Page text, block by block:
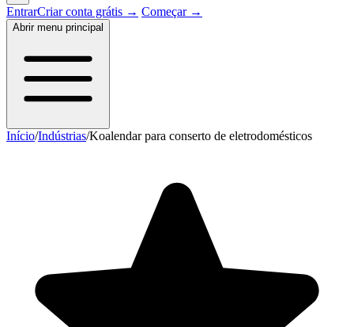
EntrarCriar conta grátis → Começar →
Abrir menu principal
Início/Indústrias/Koalendar para conserto de eletrodomésticos